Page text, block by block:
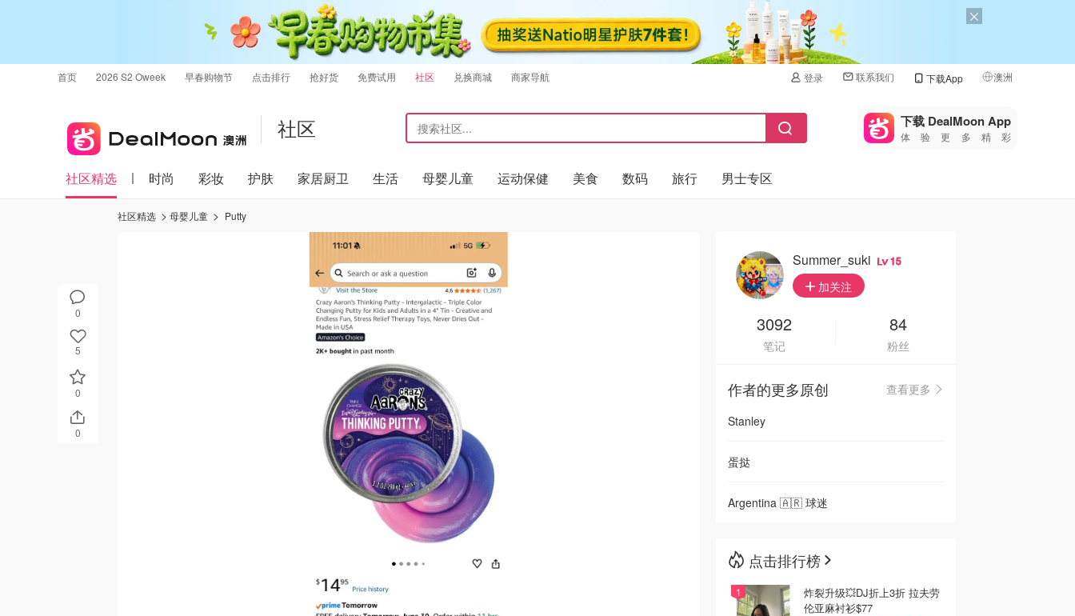
首页 2026 S2 Oweek 早春购物节 点击排行 抢好货 免费试用 社区 兑换商城 商家导航 登录 联系我们 下载App 澳洲
🇺🇸
🇨🇳 中国
🇦🇺
🇳🇿新西兰
社区 下载 DealMoon App
体验更多精彩
社区精选 时尚 彩妆 护肤 家居厨卫 生活 母婴儿童 运动保健 美食 数码 旅行 男士专区
0
5
0
0
社区精选 母婴儿童 Putty
Summer_suki 15
加关注
3092
笔记
84
粉丝
作者的更多原创
查看更多
Stanley
蛋挞
Argentina 🇦🇷 球迷
点击排行榜
炸裂升级💥DJ折上3折 拉夫劳
伦亚麻衬衫$77